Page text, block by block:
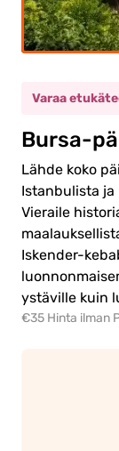
Varaa
Bursa-
Lähde koko
Istanbulista ja
Vieraile
Iskender-
ystäville kuin
€35 Hinta ilman
(5-11)